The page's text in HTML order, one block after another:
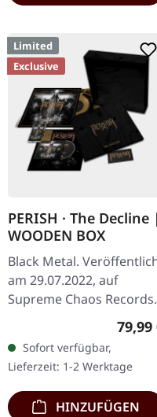
Limited
Exclusive
PERISH · The Decline |
WOODEN BOX
Black Metal.
am 29.07.2022, auf
Supreme Chaos Records.
Extrem schwere
Holzbox mit graviertem
Logo, Titel und
Nummerierung,…
79,99
Sofort verfügbar,
Lieferzeit: 1-2 Werktage
HINZUFÜGEN